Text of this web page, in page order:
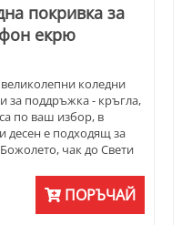
покривка за
екрю
коледни
за поддръжка - кръгла,
по ваш избор, в
десен е подходящ за
чак до Свети
"*" се изработват по
по-дълъг срок.
ПОРЪЧАЙ